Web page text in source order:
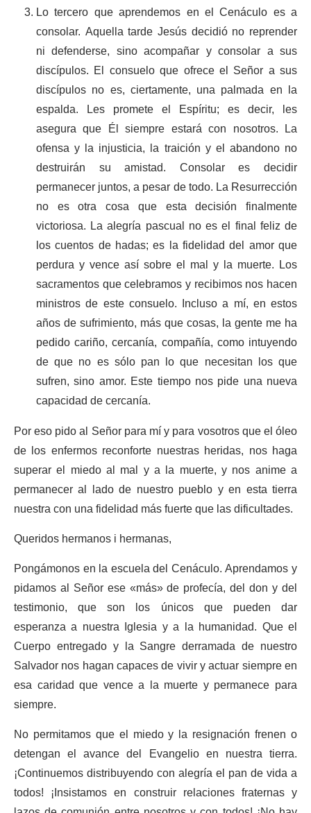
Lo tercero que aprendemos en el Cenáculo es a
consolar. Aquella tarde Jesús decidió no reprender
ni defenderse, sino acompañar y consolar a sus
discípulos. El consuelo que ofrece el Señor a sus
discípulos no es, ciertamente, una palmada en la
espalda. Les promete el Espíritu; es decir, les
asegura que Él siempre estará con nosotros. La
ofensa y la injusticia, la traición y el abandono no
destruirán su amistad. Consolar es decidir
permanecer juntos, a pesar de todo. La Resurrección
no es otra cosa que esta decisión finalmente
victoriosa. La alegría pascual no es el final feliz de
los cuentos de hadas; es la fidelidad del amor que
perdura y vence así sobre el mal y la muerte. Los
sacramentos que celebramos y recibimos nos hacen
ministros de este consuelo. Incluso a mí, en estos
años de sufrimiento, más que cosas, la gente me ha
pedido cariño, cercanía, compañía, como intuyendo
de que no es sólo pan lo que necesitan los que
sufren, sino amor. Este tiempo nos pide una nueva
capacidad de cercanía.
Por eso pido al Señor para mí y para vosotros que el óleo
de los enfermos reconforte nuestras heridas, nos haga
superar el miedo al mal y a la muerte, y nos anime a
permanecer al lado de nuestro pueblo y en esta tierra
nuestra con una fidelidad más fuerte que las dificultades.
Queridos hermanos i hermanas,
Pongámonos en la escuela del Cenáculo. Aprendamos y
pidamos al Señor ese «más» de profecía, del don y del
testimonio, que son los únicos que pueden dar
esperanza a nuestra Iglesia y a la humanidad. Que el
Cuerpo entregado y la Sangre derramada de nuestro
Salvador nos hagan capaces de vivir y actuar siempre en
esa caridad que vence a la muerte y permanece para
siempre.
No permitamos que el miedo y la resignación frenen o
detengan el avance del Evangelio en nuestra tierra.
¡Continuemos distribuyendo con alegría el pan de vida a
todos! ¡Insistamos en construir relaciones fraternas y